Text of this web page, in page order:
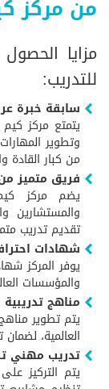
من مركز
مزايا
للتدريب:
سابقة خبرة
من كبار القادة
فريق متميز
يضم مركز
تقديم تدريب
شهادات
يوفر المركز
والمؤسسات
مناهج
يتم تطوير
العالمية،
تدريب مهني